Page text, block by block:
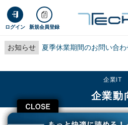
ログイン 新規会員登録
お知らせ 夏季休業期間のお問い合
CLOSE
企業IT
企業動